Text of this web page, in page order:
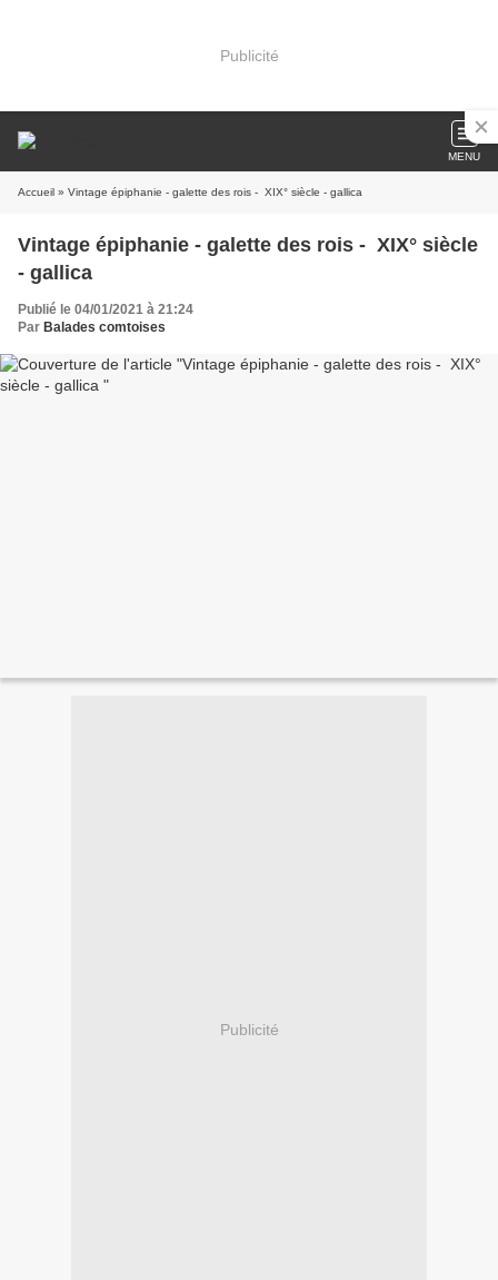
Publicité
MENU
Accueil » Vintage épiphanie - galette des rois - XIX° siècle - gallica
Vintage épiphanie - galette des rois - XIX° siècle
- gallica
Publié le 04/01/2021 à 21:24
Par Balades comtoises
Publicité